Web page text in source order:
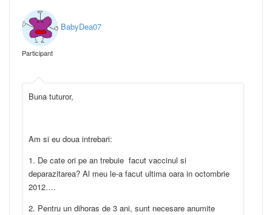
BabyDea07
Participant
Buna tuturor,
Am si eu doua intrebari:
1. De cate ori pe an trebuie facut vaccinul si
deparazitarea? Al meu le-a facut ultima oara in octombrie
2012….
2. Pentru un dihoras de 3 ani, sunt necesare anumite